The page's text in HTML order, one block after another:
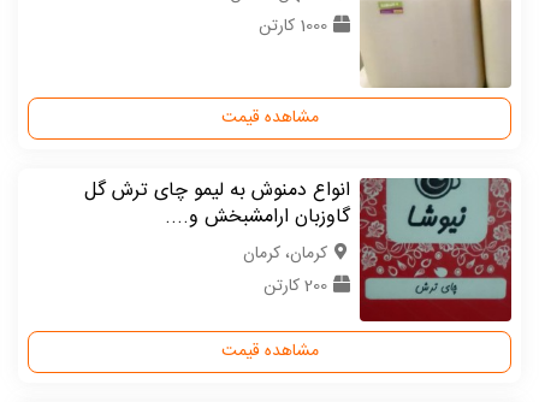
1000 کارتن
مشاهده قیمت
انواع دمنوش به لیمو چای ترش گل
گاوزبان ارامشبخش و....
كرمان، کرمان
200 کارتن
مشاهده قیمت